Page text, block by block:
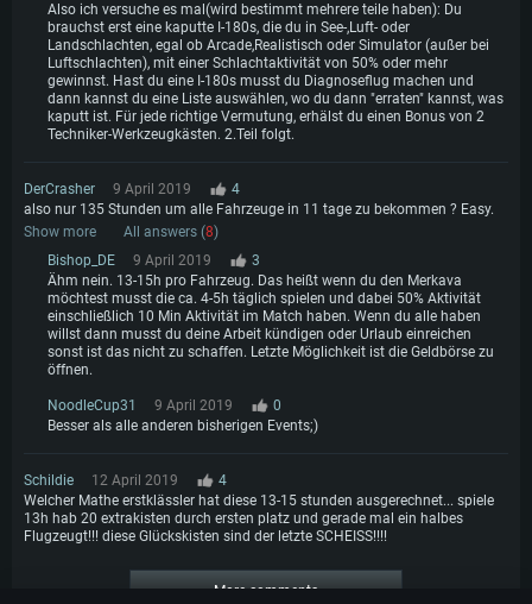
Also ich versuche es mal(wird bestimmt mehrere teile haben): Du
brauchst erst eine kaputte I-180s, die du in See-,Luft- oder
Landschlachten, egal ob Arcade,Realistisch oder Simulator (außer bei
Luftschlachten), mit einer Schlachtaktivität von 50% oder mehr
gewinnst. Hast du eine I-180s musst du Diagnoseflug machen und
dann kannst du eine Liste auswählen, wo du dann "erraten" kannst, was
kaputt ist. Für jede richtige Vermutung, erhälst du einen Bonus von 2
Techniker-Werkzeugkästen. 2.Teil folgt.
DerCrasher 9 April 2019
4
also nur 135 Stunden um alle Fahrzeuge in 11 tage zu bekommen ? Easy.
Show more
All answers (8)
Bishop_DE
9 April 2019
3
Ähm nein. 13-15h pro Fahrzeug. Das heißt wenn du den Merkava
möchtest musst die ca. 4-5h täglich spielen und dabei 50% Aktivität
einschließlich 10 Min Aktivität im Match haben. Wenn du alle haben
willst dann musst du deine Arbeit kündigen oder Urlaub einreichen
sonst ist das nicht zu schaffen. Letzte Möglichkeit ist die Geldbörse zu
öffnen.
NoodleCup31 9 April 2019
0
Besser als alle anderen bisherigen Events;)
Schildie 12 April 2019
4
Welcher Mathe erstklässler hat diese 13-15 stunden ausgerechnet... spiele
13h hab 20 extrakisten durch ersten platz und gerade mal ein halbes
Flugzeugt!!! diese Glückskisten sind der letzte SCHEISS!!!!
More comments